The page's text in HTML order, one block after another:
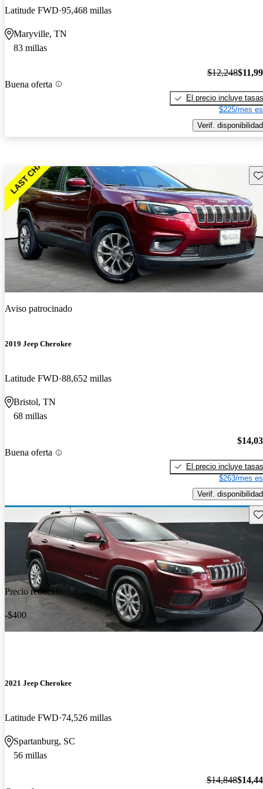
Latitude FWD 95,468 millas
Maryville, TN
83 millas
Buena oferta
$12,248
El precio incluye tasas
$225/mes
Verif. disponibilidad
Aviso patrocinado
2019 Jeep Cherokee
Latitude FWD 88,652 millas
Bristol, TN
68 millas
Buena oferta
El precio incluye tasas
$263/mes
Verif. disponibilidad
Precio reducido
-$400
2021 Jeep Cherokee
Latitude FWD 74,526 millas
Spartanburg, SC
56 millas
$14,848